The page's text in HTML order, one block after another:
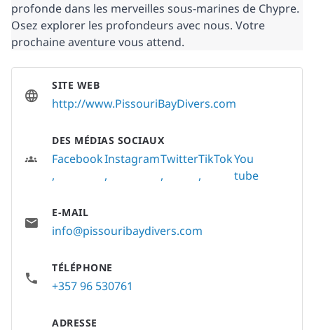
profonde dans les merveilles sous-marines de Chypre.
Osez explorer les profondeurs avec nous. Votre
prochaine aventure vous attend.
SITE WEB
http://www.PissouriBayDivers.com
DES MÉDIAS SOCIAUX
FacebookInstagramTwitterTikTokYou
tube
E-MAIL
info@pissouribaydivers.com
TÉLÉPHONE
+357 96 530761
ADRESSE